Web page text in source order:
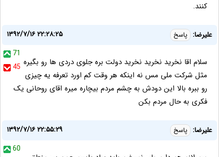
کنند.
علیرضا: پاسخ
۱۳۹۲/۷/۱۶ ۲۲:۲۸:۲۵
71
45 سلام اقا نخرید نخرید نخرید دولت بره جلوی دردی ها رو بگیره
مثل شرکت ملی مس نه اینکه هر وقت کم اورد تعرفه یه چیزی
رو ببره بالا این دودش به چشم مردم بیچاره میره اقای روحانی یک
فکری به حال مردم بکن
علیرضا: پاسخ
۱۳۹۲/۷/۱۶ ۲۲:۵۵:۲۹
60